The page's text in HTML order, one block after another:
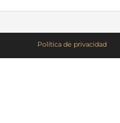
Política de privacidad